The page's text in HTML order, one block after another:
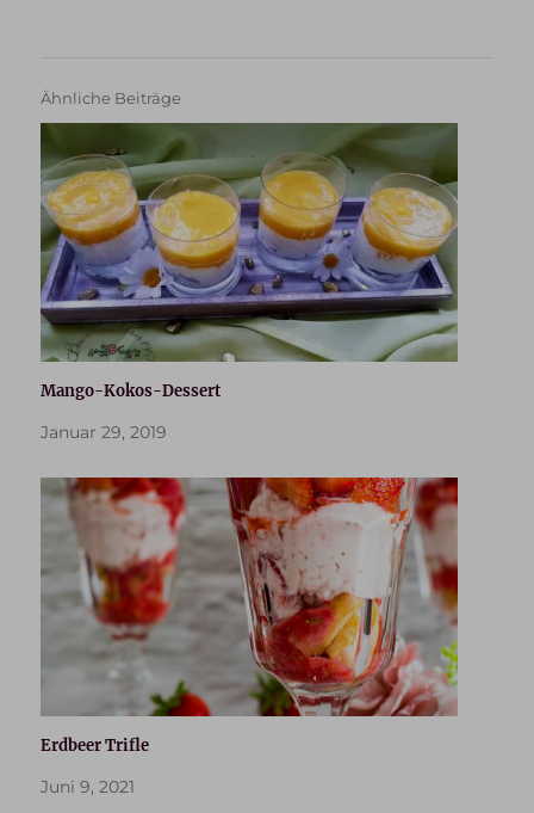
Ähnliche Beiträge
Mango-Kokos-Dessert
Januar 29, 2019
Erdbeer Trifle
Juni 9, 2021